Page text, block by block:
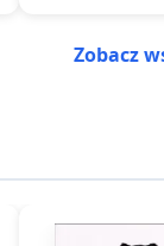
Zobacz